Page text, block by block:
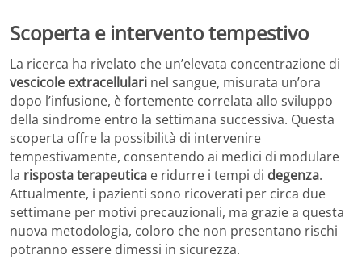
Scoperta e intervento tempestivo
La ricerca ha rivelato che un’elevata concentrazione di
vescicole extracellulari nel sangue, misurata un’ora
dopo l’infusione, è fortemente correlata allo sviluppo
della sindrome entro la settimana successiva. Questa
scoperta offre la possibilità di intervenire
tempestivamente, consentendo ai medici di modulare
la risposta terapeutica e ridurre i tempi di degenza.
Attualmente, i pazienti sono ricoverati per circa due
settimane per motivi precauzionali, ma grazie a questa
nuova metodologia, coloro che non presentano rischi
potranno essere dimessi in sicurezza.